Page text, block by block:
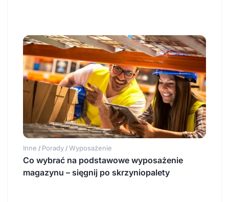
Inne / Porady / Wyposażenie
Co wybrać na podstawowe wyposażenie
magazynu – sięgnij po skrzyniopalety